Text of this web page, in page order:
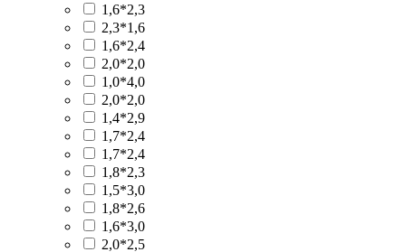
1,6*2,3
2,3*1,6
1,6*2,4
2,0*2,0
1,0*4,0
2,0*2,0
1,4*2,9
1,7*2,4
1,7*2,4
1,8*2,3
1,5*3,0
1,8*2,6
1,6*3,0
2,0*2,5